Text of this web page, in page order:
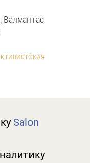
Валмантас
Salon